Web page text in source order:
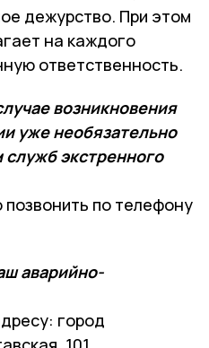
дежурство. При этом
на каждого
ответственность.
возникновения
уже необязательно
экстренного
по телефону
аварийно-
город